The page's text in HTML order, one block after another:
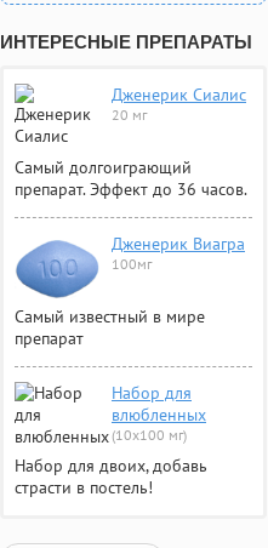
ИНТЕРЕСНЫЕ ПРЕПАРАТЫ
Дженерик Сиалис
20 мг
Самый долгоиграющий
препарат. Эффект до 36 часов.
Дженерик Виагра
100мг
Самый известный в мире
препарат
Набор для
влюбленных
(10х100 мг)
Набор для двоих, добавь
страсти в постель!